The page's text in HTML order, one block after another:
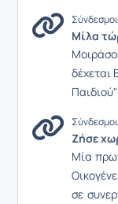
Σύνδεσμοι
Μίλα
δέχεται
Σύνδεσμοι
Ζήσε
Μία
σε